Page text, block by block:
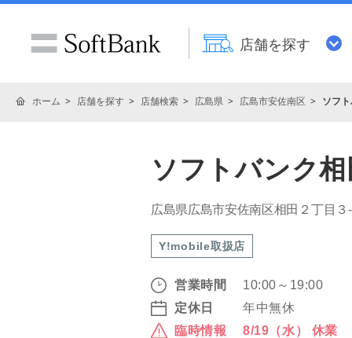
店舗を探す
ホーム 店舗を探す 店舗検索 広島県 広島市安佐南区 ソフ
ソフトバンク
広島県広島市安佐南区相田２丁目３
Y!mobile取扱店
営業時間
10:00～19:00
定休日
年中無休
臨時情報
8/19（水） 休業